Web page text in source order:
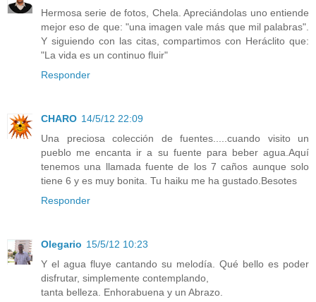
Hermosa serie de fotos, Chela. Apreciándolas uno entiende
mejor eso de que: "una imagen vale más que mil palabras".
Y siguiendo con las citas, compartimos con Heráclito que:
"La vida es un continuo fluir"
Responder
CHARO 14/5/12 22:09
Una preciosa colección de fuentes.....cuando visito un
pueblo me encanta ir a su fuente para beber agua.Aquí
tenemos una llamada fuente de los 7 caños aunque solo
tiene 6 y es muy bonita. Tu haiku me ha gustado.Besotes
Responder
Olegario 15/5/12 10:23
Y el agua fluye cantando su melodía. Qué bello es poder
disfrutar, simplemente contemplando,
tanta belleza. Enhorabuena y un Abrazo.